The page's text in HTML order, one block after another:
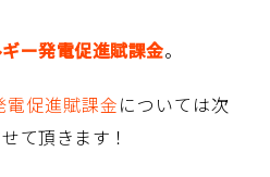
ー発電促進賦課金。
促進賦課金については次
て頂きます！